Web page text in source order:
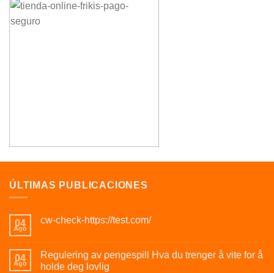
ÚLTIMAS PUBLICACIONES
04
Ago
cw-check-https://test.com/
04
Ago
Regulering av pengespill Hva du trenger å vite for å
holde deg lovlig